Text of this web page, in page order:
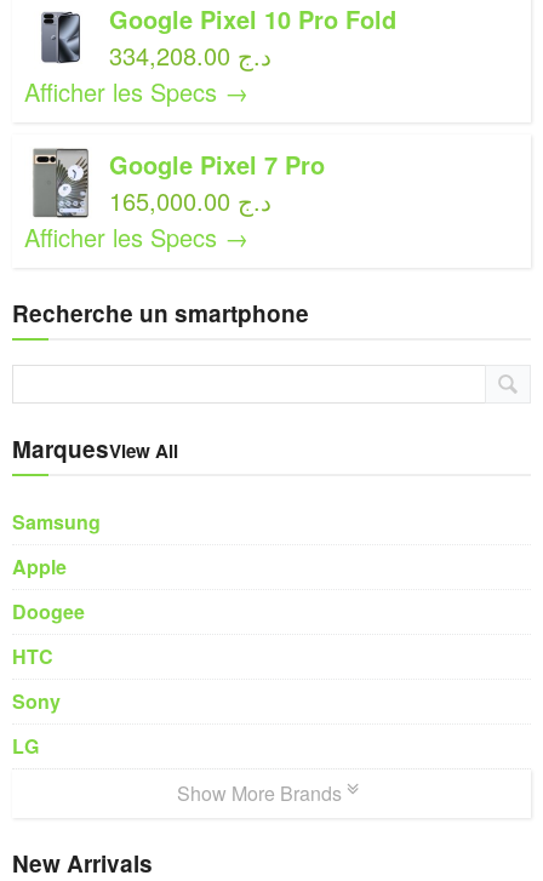
Google Pixel 10 Pro Fold
334,208.00 د.ج
Afficher les Specs →
Google Pixel 7 Pro
165,000.00 د.ج
Afficher les Specs →
Recherche un smartphone
MarquesView All
Samsung
Apple
Doogee
HTC
Sony
LG
Show More Brands
New Arrivals